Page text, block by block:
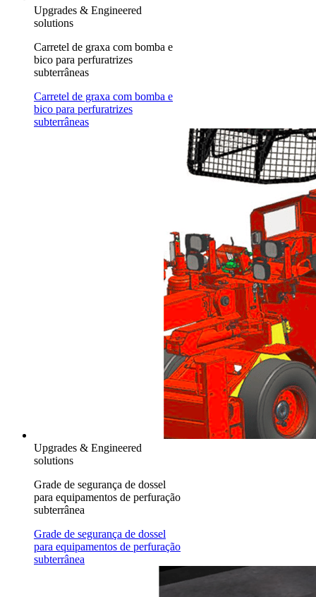
Upgrades & Engineered
solutions
Carretel de graxa com bomba e
bico para perfuratrizes
subterrâneas
Carretel de graxa com bomba e
bico para perfuratrizes
subterrâneas
Upgrades & Engineered
solutions
Grade de segurança de dossel
para equipamentos de perfuração
subterrânea
Grade de segurança de dossel
para equipamentos de perfuração
subterrânea